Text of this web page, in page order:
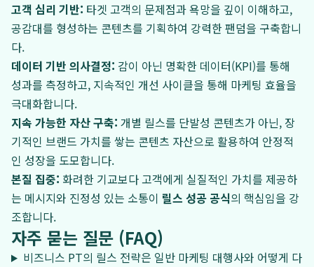
고객 심리 기반: 타겟 고객의 문제점과 욕망을 깊이 이해하고,
공감대를 형성하는 콘텐츠를 기획하여 강력한 팬덤을 구축합니
다.
데이터 기반 의사결정: 감이 아닌 명확한 데이터(KPI)를 통해
성과를 측정하고, 지속적인 개선 사이클을 통해 마케팅 효율을
극대화합니다.
지속 가능한 자산 구축: 개별 릴스를 단발성 콘텐츠가 아닌, 장
기적인 브랜드 가치를 쌓는 콘텐츠 자산으로 활용하여 안정적
인 성장을 도모합니다.
본질 집중: 화려한 기교보다 고객에게 실질적인 가치를 제공하
는 메시지와 진정성 있는 소통이 릴스 성공 공식의 핵심임을 강
조합니다.
자주 묻는 질문 (FAQ)
비즈니스 PT의 릴스 전략은 일반 마케팅 대행사와 어떻게 다